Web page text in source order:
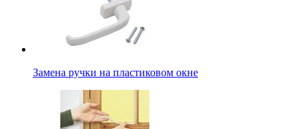
Замена ручки на пластиковом окне